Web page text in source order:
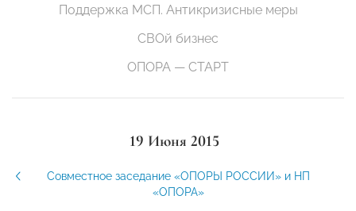
Поддержка МСП. Антикризисные меры
СВОй бизнес
ОПОРА — СТАРТ
19 Июня 2015
Cовместное заседание «ОПОРЫ РОССИИ» и НП
«ОПОРА»